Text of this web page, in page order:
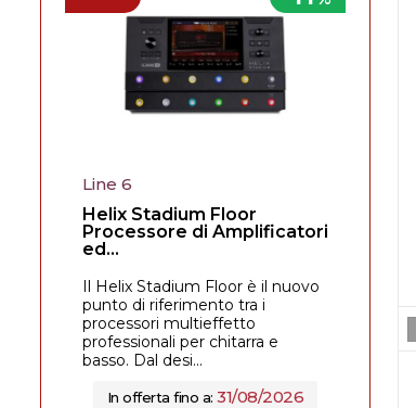
Line 6
Helix Stadium Floor
Processore di Amplificatori
ed...
Il Helix Stadium Floor è il nuovo
punto di riferimento tra i
processori multieffetto
professionali per chitarra e
basso. Dal desi...
In offerta fino a:31/08/2026